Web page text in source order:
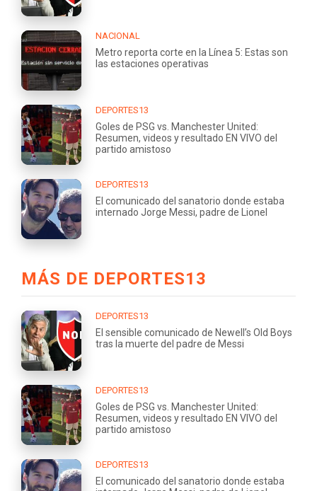
NACIONAL
Metro reporta corte en la Línea 5: Estas son
las estaciones operativas
DEPORTES13
Goles de PSG vs. Manchester United:
Resumen, videos y resultado EN VIVO del
partido amistoso
DEPORTES13
El comunicado del sanatorio donde estaba
internado Jorge Messi, padre de Lionel
MÁS DE DEPORTES13
DEPORTES13
El sensible comunicado de Newell’s Old Boys
tras la muerte del padre de Messi
DEPORTES13
Goles de PSG vs. Manchester United:
Resumen, videos y resultado EN VIVO del
partido amistoso
DEPORTES13
El comunicado del sanatorio donde estaba